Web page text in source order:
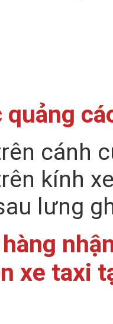
cánh
kính
lưng
xe taxi